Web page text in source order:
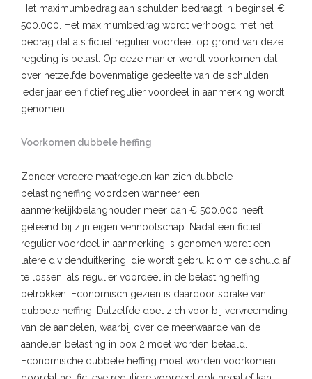
Het maximumbedrag aan schulden bedraagt in beginsel €
500.000. Het maximumbedrag wordt verhoogd met het
bedrag dat als fictief regulier voordeel op grond van deze
regeling is belast. Op deze manier wordt voorkomen dat
over hetzelfde bovenmatige gedeelte van de schulden
ieder jaar een fictief regulier voordeel in aanmerking wordt
genomen.
Voorkomen dubbele heffing
Zonder verdere maatregelen kan zich dubbele
belastingheffing voordoen wanneer een
aanmerkelijkbelanghouder meer dan € 500.000 heeft
geleend bij zijn eigen vennootschap. Nadat een fictief
regulier voordeel in aanmerking is genomen wordt een
latere dividenduitkering, die wordt gebruikt om de schuld af
te lossen, als regulier voordeel in de belastingheffing
betrokken. Economisch gezien is daardoor sprake van
dubbele heffing. Datzelfde doet zich voor bij vervreemding
van de aandelen, waarbij over de meerwaarde van de
aandelen belasting in box 2 moet worden betaald.
Economische dubbele heffing moet worden voorkomen